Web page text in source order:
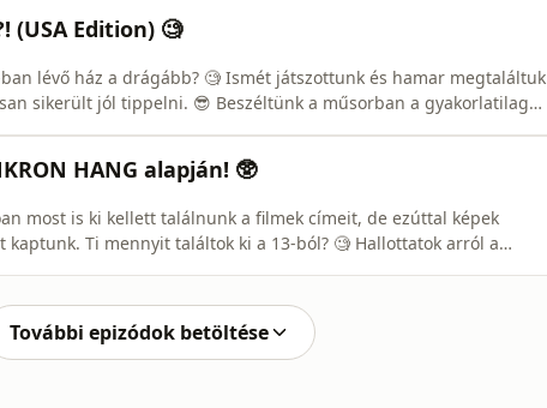
tart a Himalájában? És arról, hogy magyar siker is volt ezen az
(USA Edition) 🧐
lévő ház a drágább? 🧐 Ismét játszottunk és hamar megtaláltuk
sikerült jól tippelni. 😎 Beszéltünk a műsorban a gyakorlatilag
cégtől, de még börtönt is kapott érte. 🫣-----00:00:00 -
HANG alapján! 🥸
most is ki kellett találnunk a filmek címeit, de ezúttal képek
kaptunk. Ti mennyit találtok ki a 13-ból? 🧐 Hallottatok arról a
További epizódok betöltése